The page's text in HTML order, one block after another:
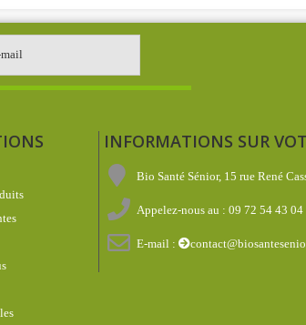
INFORMATIONS SUR
Bio Santé Sénior, 15 rue René
Appelez-nous au :09 72 54 43 04
E-mail :